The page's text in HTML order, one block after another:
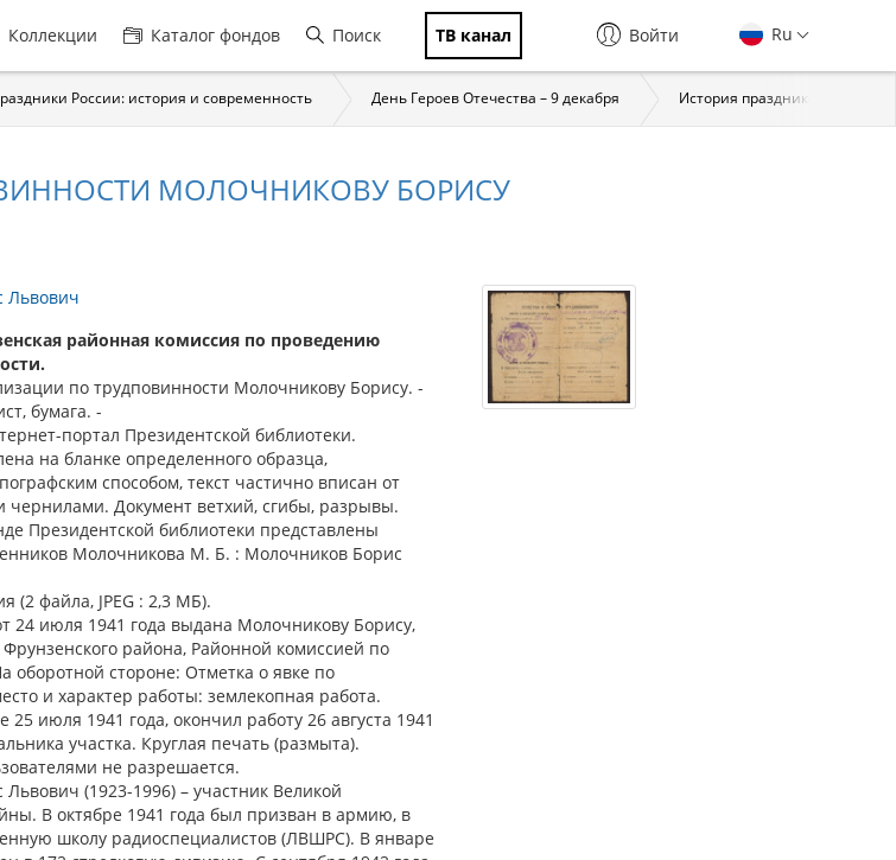
Коллекции Каталог фондов Поиск ТВ канал Ru
Войти
России: история и современность День Героев Отечества – 9 декабря История праздника
МОЛОЧНИКОВУ БОРИСУ
Львович
районная комиссия по проведению
по трудповинности Молочникову Борису. -
бумага. -
портал Президентской библиотеки.
на бланке определенного образца,
способом, текст частично вписан от
чернилами. Документ ветхий, сгибы, разрывы.
Президентской библиотеки представлены
Молочникова М. Б. : Молочников Борис
(2 файла, JPEG : 2,3 МБ).
24 июля 1941 года выдана Молочникову Борису,
района, Районной комиссией по
оборотной стороне: Отметка о явке по
и характер работы: землекопная работа.
25 июля 1941 года, окончил работу 26 августа 1941
участка. Круглая печать (размыта).
не разрешается.
(1923-1996) – участник Великой
В октябре 1941 года был призван в армию, в
школу радиоспециалистов (ЛВШРС). В январе